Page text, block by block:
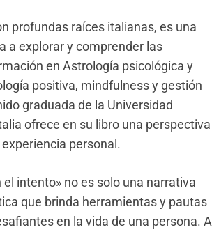
profundas raíces italianas, es una
a explorar y comprender las
en Astrología psicológica y
positiva, mindfulness y gestión
graduada de la Universidad
ofrece en su libro una perspectiva
personal.
intento» no es solo una narrativa
que brinda herramientas y pautas
en la vida de una persona. A